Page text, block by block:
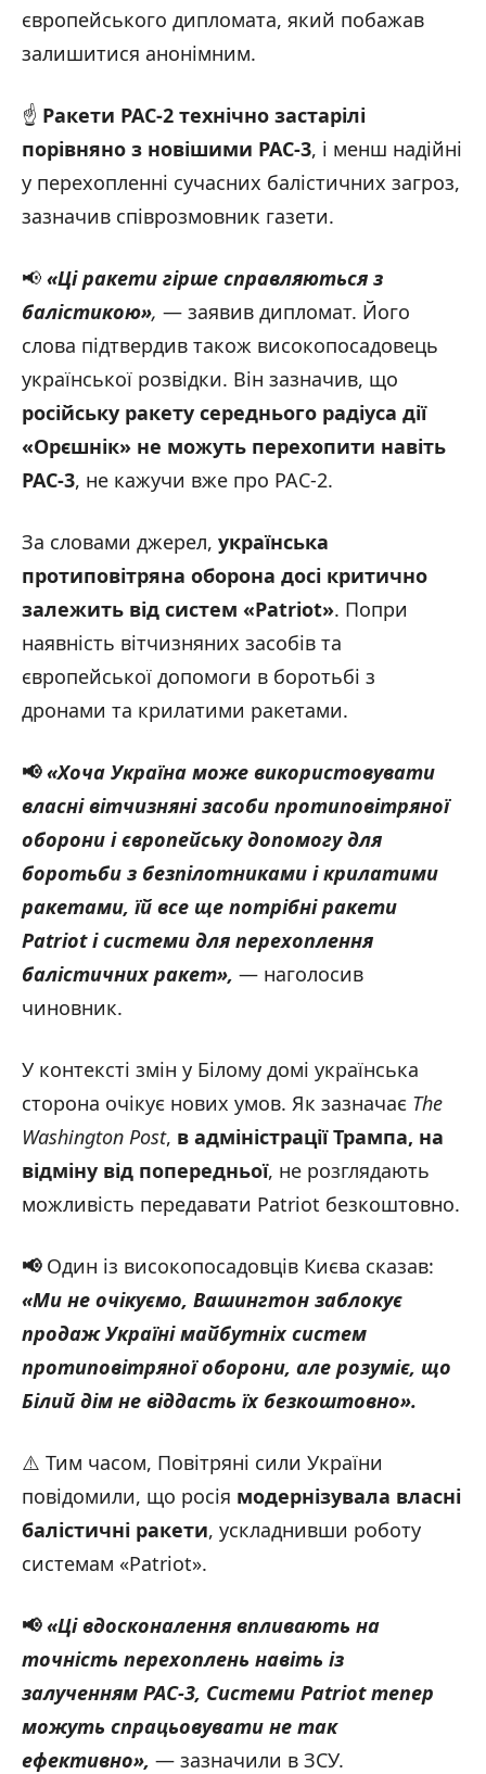
європейського дипломата, який побажав
залишитися анонімним.
☝️ Ракети PAC-2 технічно застарілі
порівняно з новішими PAC-3, і менш надійні
у перехопленні сучасних балістичних загроз,
зазначив співрозмовник газети.
📢 «Ці ракети гірше справляються з
балістикою», — заявив дипломат. Його
слова підтвердив також високопосадовець
української розвідки. Він зазначив, що
російську ракету середнього радіуса дії
«Орєшнік» не можуть перехопити навіть
PAC-3, не кажучи вже про PAC-2.
За словами джерел, українська
протиповітряна оборона досі критично
залежить від систем «Patriot». Попри
наявність вітчизняних засобів та
європейської допомоги в боротьбі з
дронами та крилатими ракетами.
📢«Хоча Україна може використовувати
власні вітчизняні засоби протиповітряної
оборони і європейську допомогу для
боротьби з безпілотниками і крилатими
ракетами, їй все ще потрібні ракети
Patriot і системи для перехоплення
балістичних ракет», — наголосив
чиновник.
У контексті змін у Білому домі українська
сторона очікує нових умов. Як зазначає The
Washington Post, в адміністрації Трампа, на
відміну від попередньої, не розглядають
можливість передавати Patriot безкоштовно.
📢Один із високопосадовців Києва сказав:
«Ми не очікуємо, Вашингтон заблокує
продаж Україні майбутніх систем
протиповітряної оборони, але розуміє, що
Білий дім не віддасть їх безкоштовно».
⚠️ Тим часом, Повітряні сили України
повідомили, що росія модернізувала власні
балістичні ракети, ускладнивши роботу
системам «Patriot».
📢 «Ці вдосконалення впливають на
точність перехоплень навіть із
залученням PAC-3, Системи Patriot тепер
можуть спрацьовувати не так
ефективно», — зазначили в ЗСУ.